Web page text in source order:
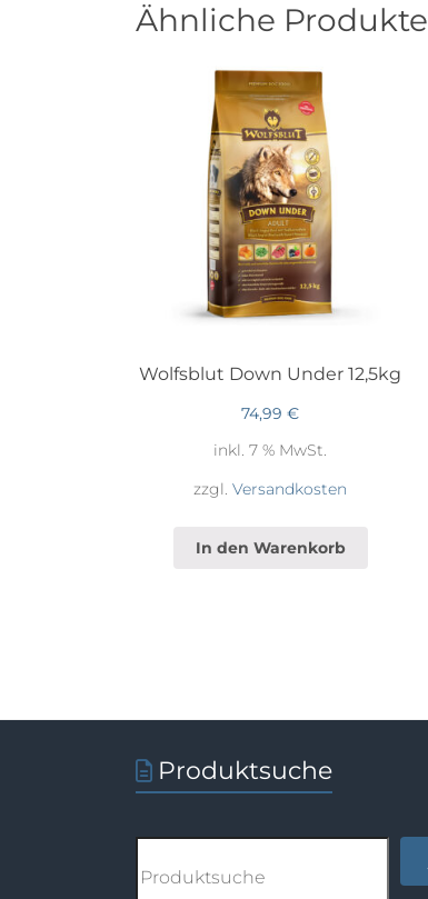
Ähnliche Produkte
Wolfsblut Down Under 12,5kg
74,99€
inkl. 7 % MwSt.
zzgl.Versandkosten
In den Warenkorb
Produktsuche